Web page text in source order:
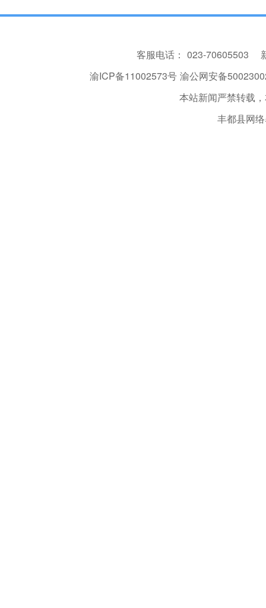
客服电话： 023-70605503
渝ICP备11002573号 渝公网安备
本站新闻严禁转载
丰都县网